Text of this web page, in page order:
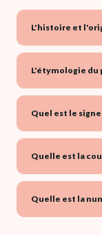
L'histoire et
L'étymologie du
Quel est le
Quelle est la
Quelle est la